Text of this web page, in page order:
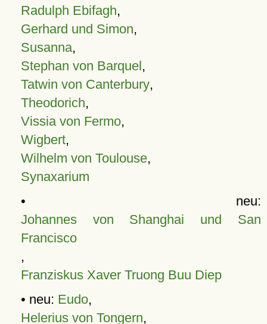
Radulph Ebifagh,
Gerhard und Simon,
Susanna,
Stephan von Barquel,
Tatwin von Canterbury,
Theodorich,
Vissia von Fermo,
Wigbert,
Wilhelm von Toulouse,
Synaxarium
• neu:
Johannes von Shanghai und San
Francisco
,
Franziskus Xaver Truong Buu Diep
• neu: Eudo,
Helerius von Tongern,